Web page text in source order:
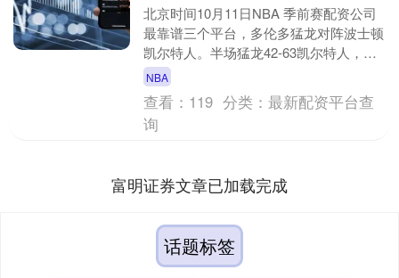
北京时间10月11日NBA 季前赛配资公司
最靠谱三个平台，多伦多猛龙对阵波士顿
凯尔特人。半场猛龙42-63凯尔特人，最
终猛龙107-105凯尔特人。多伦多猛龙
格....
NBA
查看： 119 分类：最新配资平台查
询
富明证券文章已加载完成
话题标签